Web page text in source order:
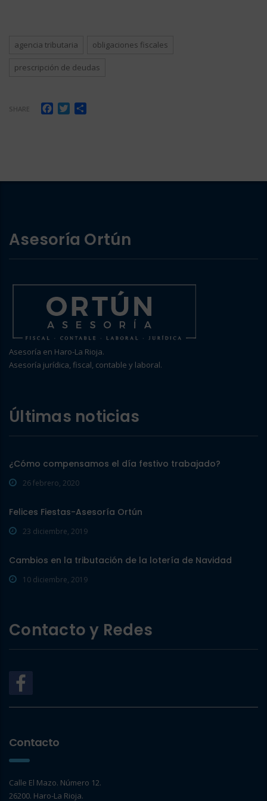
agencia tributaria obligaciones fiscales
prescripción de deudas
SHARE Facebook
Twitter
Asesoría Ortún
Asesoría en Haro-La Rioja.
Asesoría jurídica, fiscal, contable y laboral.
Últimas noticias
¿Cómo compensamos el día festivo trabajado?
26 febrero, 2020
Felices Fiestas-Asesoría Ortún
23 diciembre, 2019
Cambios en la tributación de la lotería de Navidad
10 diciembre, 2019
Contacto y Redes
Contacto
Calle El Mazo. Número 12.
26200. Haro-La Rioja.